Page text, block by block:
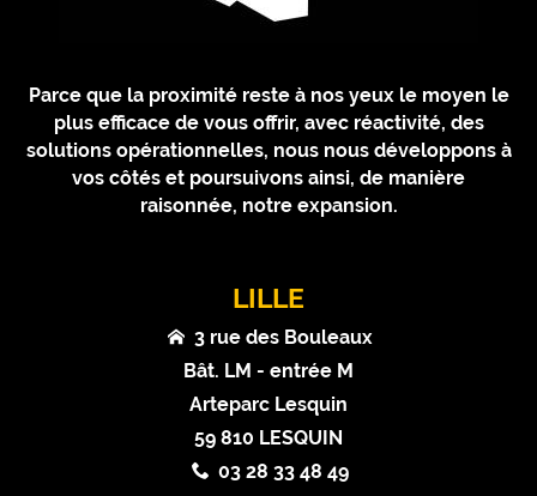
Parce que la proximité reste à nos yeux le moyen le
plus efficace de vous offrir, avec réactivité, des
solutions opérationnelles, nous nous développons à
vos côtés et poursuivons ainsi, de manière
raisonnée, notre expansion.
LILLE
3 rue des Bouleaux
Bât. LM - entrée M
Arteparc Lesquin
59 810 LESQUIN
03 28 33 48 49